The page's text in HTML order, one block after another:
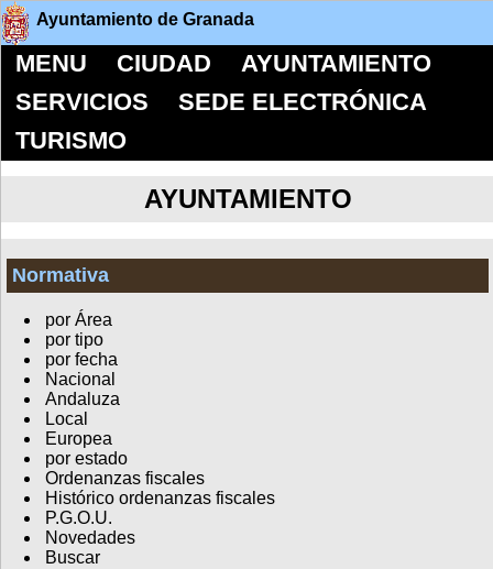
Ayuntamiento de Granada
MENU CIUDAD
AYUNTAMIENTO
SERVICIOS
SEDE ELECTRÓNICA
TURISMO
AYUNTAMIENTO
Normativa
por Área
por tipo
por fecha
Nacional
Andaluza
Local
Europea
por estado
Ordenanzas fiscales
Histórico ordenanzas fiscales
P.G.O.U.
Novedades
Buscar